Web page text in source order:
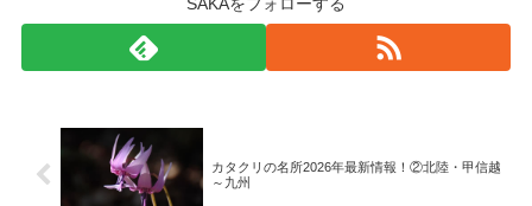
カタクリの名所2026年最新情報！②北陸・甲信越
～九州